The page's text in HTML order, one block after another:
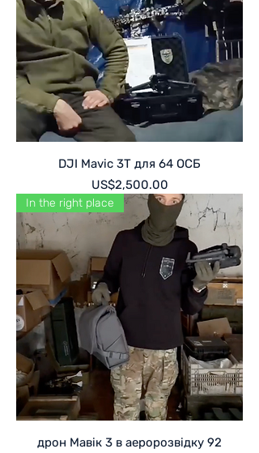
DJI Mavic 3T для 64 ОСБ
Price
US$2,500.00
In the right place
дрон Мавік 3 в аеророзвідку 92